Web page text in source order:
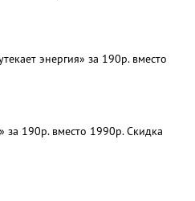
энергия» за 190р. вместо
за 190р. вместо 1990р. Скидка